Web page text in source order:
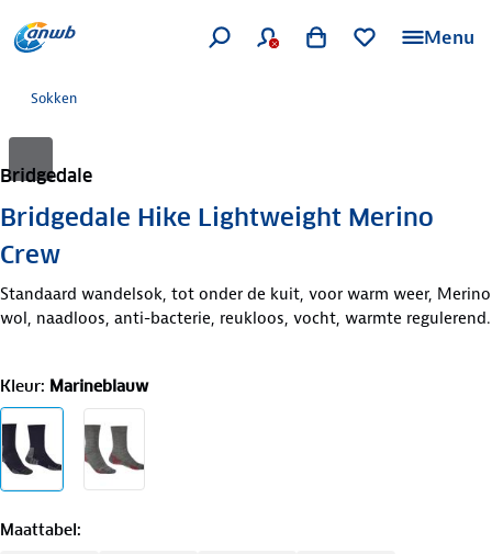
Menu
Sokken
Bridgedale
Bridgedale Hike Lightweight Merino
Crew
Standaard wandelsok, tot onder de kuit, voor warm weer, Merino
wol, naadloos, anti-bacterie, reukloos, vocht, warmte regulerend.
Kleur: Marineblauw
Maattabel: